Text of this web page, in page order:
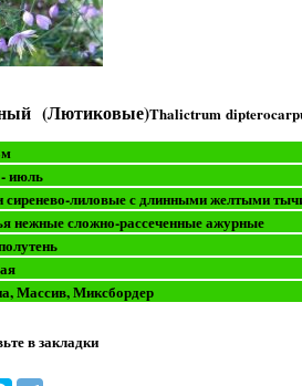
(Лютиковые)Thalictrum
июль
сиренево-лиловые с длинными желтыми
нежные сложно-рассеченные ажурные
Массив, Миксбордер
в закладки